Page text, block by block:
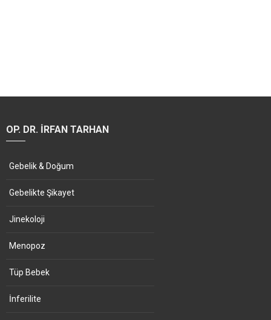
OP. DR. İRFAN TARHAN
Gebelik & Doğum
Gebelikte Şikayet
Jinekoloji
Menopoz
Tüp Bebek
İnferilite